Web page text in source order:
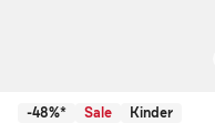
-48%* Sale Kinder